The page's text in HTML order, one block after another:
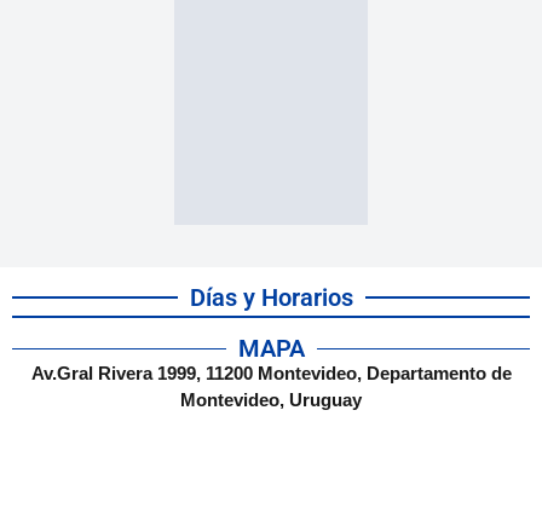
Días y Horarios
MAPA
Av.Gral Rivera 1999, 11200 Montevideo, Departamento de
Montevideo, Uruguay